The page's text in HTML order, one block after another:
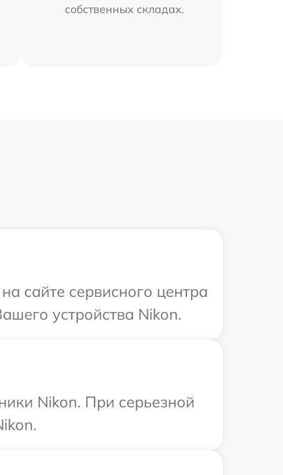
собственных складах.
сайте сервисного центра
устройства Nikon.
Nikon. При серьезной